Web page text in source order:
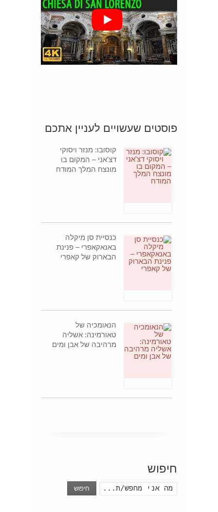
פוסטים שעשויים לעניין אתכם
קוסובו: מנזר ויסוקי
דצ'אני – המקום בו
מונצח המלך המודח
כנסיית סן מיקלה
באנאקאפרי – פנינת
הבארוק של קאפרי
הנאומכיה של
טאורמינה: אשליה
מרהיבה של אבן ומים
חיפוש
חיפוש